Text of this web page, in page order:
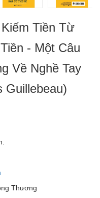
Tiền Từ
- Một Câu
Về Nghề Tay
Guillebeau)
Thương